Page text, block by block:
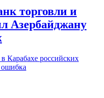
торговли и
Азербайджану